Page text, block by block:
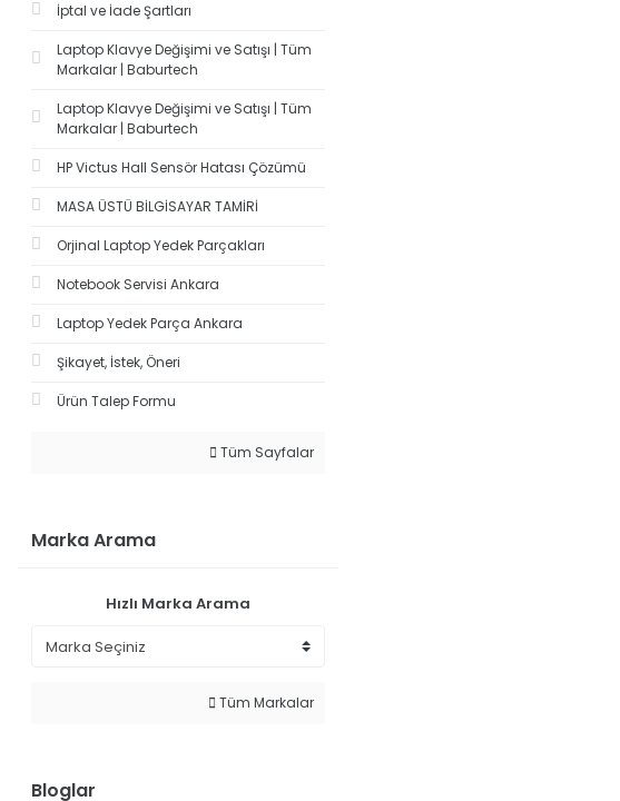
İptal ve İade Şartları
Laptop Klavye Değişimi ve Satışı | Tüm
Markalar | Baburtech
Laptop Klavye Değişimi ve Satışı | Tüm
Markalar | Baburtech
HP Victus Hall Sensör Hatası Çözümü
MASA ÜSTÜ BİLGİSAYAR TAMİRİ
Orjinal Laptop Yedek Parçakları
Notebook Servisi Ankara
Laptop Yedek Parça Ankara
Şikayet, İstek, Öneri
Ürün Talep Formu
Tüm Sayfalar
Marka Arama
Hızlı Marka Arama
Tüm Markalar
Bloglar